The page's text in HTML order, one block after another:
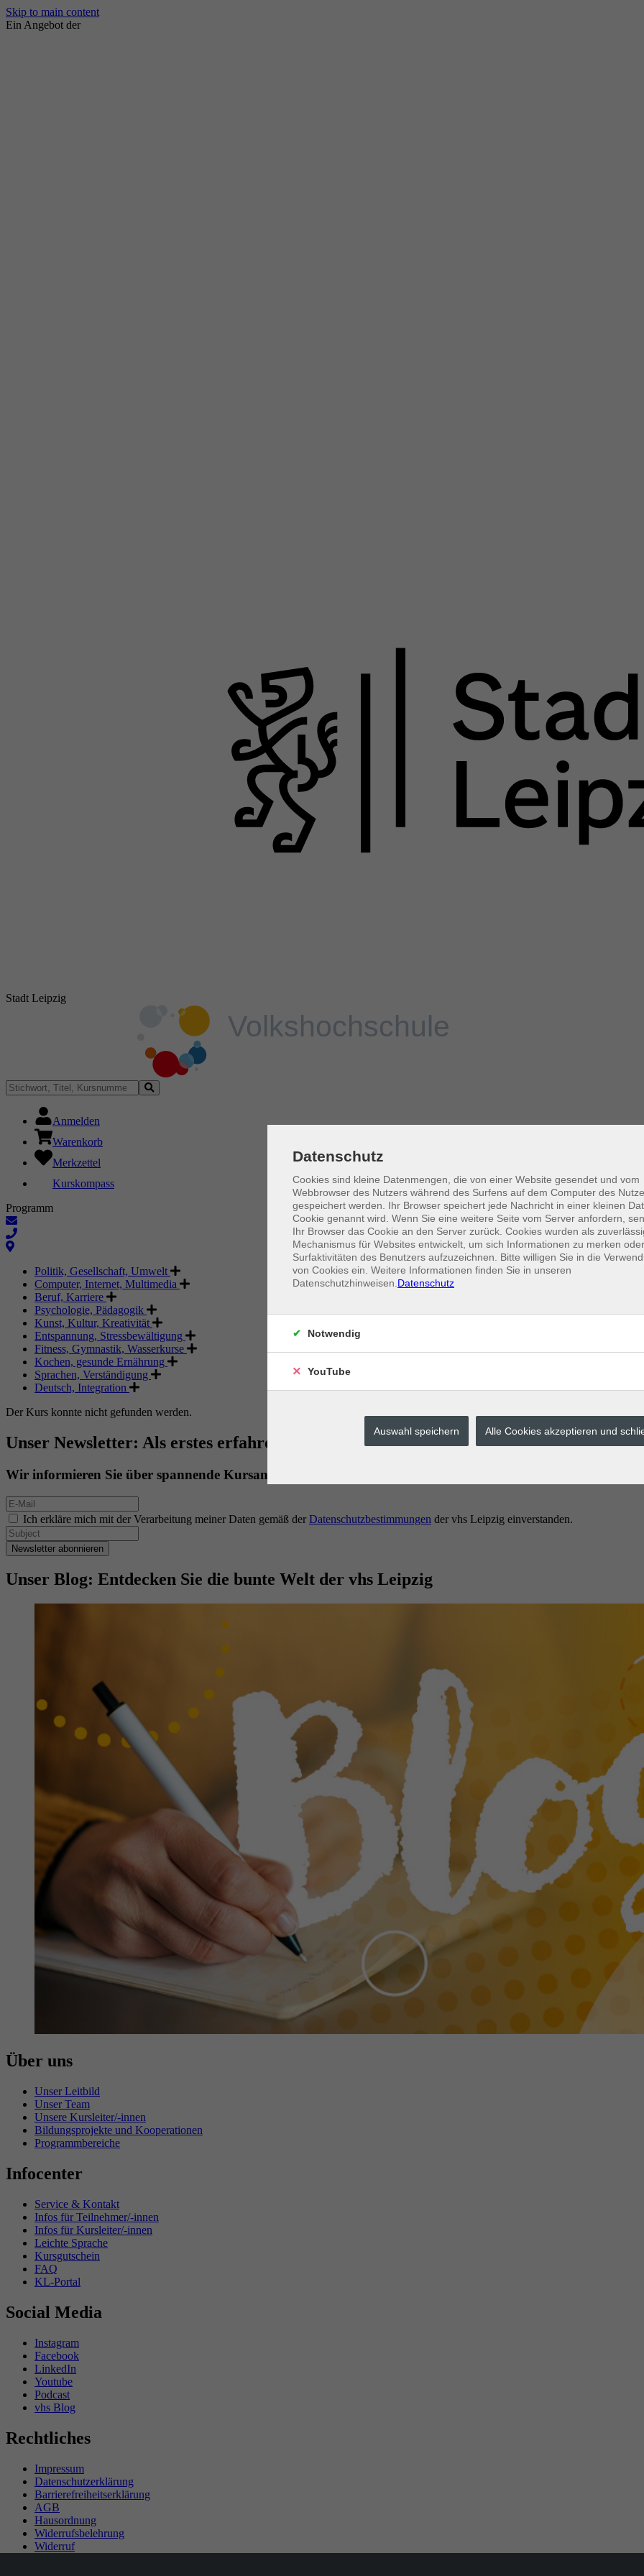
Skip to main content
Ein Angebot der
Stadt Leipzig
Anmelden
Warenkorb
Merkzettel
Kurskompass
Programm
Politik, Gesellschaft, Umwelt
Computer, Internet, Multimedia
Beruf, Karriere
Psychologie, Pädagogik
Kunst, Kultur, Kreativität
Entspannung, Stressbewältigung
Fitness, Gymnastik, Wasserkurse
Kochen, gesunde Ernährung
Sprachen, Verständigung
Deutsch, Integration
Der Kurs konnte nicht gefunden werden.
Unser Newsletter: Als erstes erfahren. Als erstes buchen.
Wir informieren Sie über spannende Kursangebote.
Ich erkläre mich mit der Verarbeitung meiner Daten gemäß der Datenschutzbestimmungen der vhs Leipzig einverstanden.
Newsletter abonnieren
Unser Blog: Entdecken Sie die bunte Welt der vhs Leipzig
Über uns
Unser Leitbild
Unser Team
Unsere Kursleiter/-innen
Bildungsprojekte und Kooperationen
Programmbereiche
Infocenter
Service & Kontakt
Infos für Teilnehmer/-innen
Infos für Kursleiter/-innen
Leichte Sprache
Kursgutschein
FAQ
KL-Portal
Social Media
Instagram
Facebook
LinkedIn
Youtube
Podcast
vhs Blog
Rechtliches
Impressum
Datenschutzerklärung
Barrierefreiheitserklärung
AGB
Hausordnung
Widerrufsbelehrung
Widerruf
Datenschutz
Cookies sind kleine Datenmengen, die von einer Website gesendet und vom
Webbrowser des Nutzers während des Surfens auf dem Computer des
gespeichert werden. Ihr Browser speichert jede Nachricht in einer kleinen
Cookie genannt wird. Wenn Sie eine weitere Seite vom Server anfordern,
Ihr Browser das Cookie an den Server zurück. Cookies wurden als
Mechanismus für Websites entwickelt, um sich Informationen zu merken
Surfaktivitäten des Benutzers aufzuzeichnen. Bitte willigen Sie in die
von Cookies ein. Weitere Informationen finden Sie in unseren
Datenschutzhinweisen. Datenschutz
Notwendig
YouTube
Auswahl speichern Alle Cookies akzeptieren und